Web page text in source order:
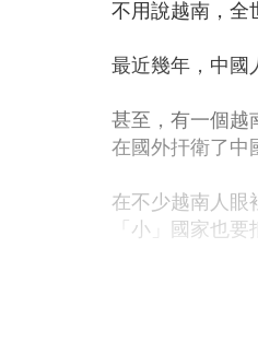
不用說越南，全
最近幾年，中國
甚至，有一個越
在國外扞衛了中
在不少越南人眼
「小」國家也要
中國人到越南
不講商業原則